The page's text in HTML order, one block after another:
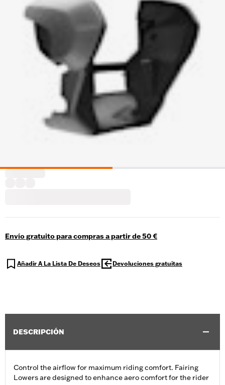
Envío gratuito para compras a partir de 50 €
Añadir A La Lista De Deseos Devoluciones gratuitas
DESCRIPCIÓN
Control the airflow for maximum riding comfort. Fairing
Lowers are designed to enhance aero comfort for the rider